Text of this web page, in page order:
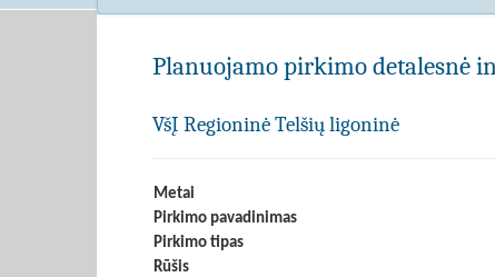
Planuojamo pirkimo detalesnė
VšĮ Regioninė Telšių ligoninė
Metai
Pirkimo pavadinimas
Pirkimo tipas
Rūšis